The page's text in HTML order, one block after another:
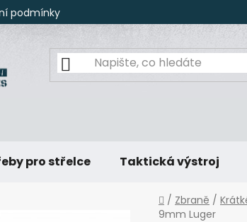
podmínky
pro střelce Taktická výstroj
Domů
/ Zbraně /
9mm Luger